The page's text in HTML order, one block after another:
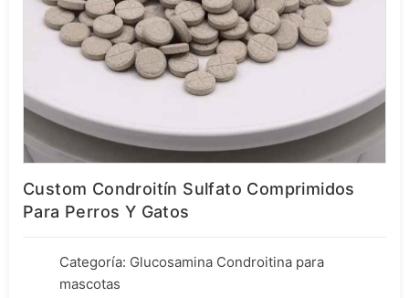
Custom Condroitín Sulfato Comprimidos
Para Perros Y Gatos
Categoría: Glucosamina Condroitina para
mascotas